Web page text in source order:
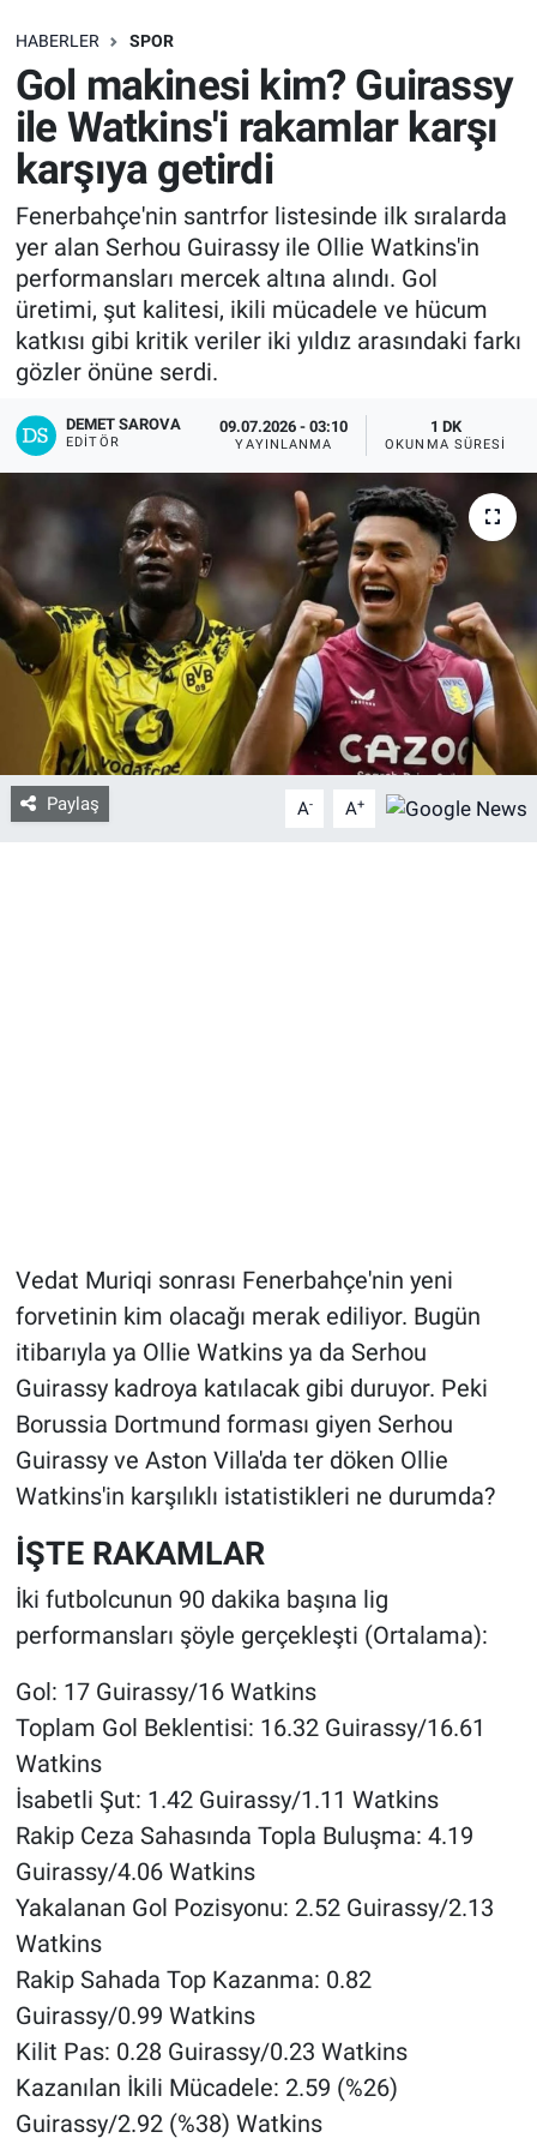
HABERLER SPOR
Gol makinesi kim? Guirassy
ile Watkins'i rakamlar karşı
karşıya getirdi
Fenerbahçe'nin santrfor listesinde ilk sıralarda
yer alan Serhou Guirassy ile Ollie Watkins'in
performansları mercek altına alındı. Gol
üretimi, şut kalitesi, ikili mücadele ve hücum
katkısı gibi kritik veriler iki yıldız arasındaki farkı
gözler önüne serdi.
DEMET SAROVA
EDITÖR
09.07.2026 - 03:10
YAYINLANMA
1 DK
OKUNMA SÜRESI
Paylaş A- A+
Vedat Muriqi sonrası Fenerbahçe'nin yeni
forvetinin kim olacağı merak ediliyor. Bugün
itibarıyla ya Ollie Watkins ya da Serhou
Guirassy kadroya katılacak gibi duruyor. Peki
Borussia Dortmund forması giyen Serhou
Guirassy ve Aston Villa'da ter döken Ollie
Watkins'in karşılıklı istatistikleri ne durumda?
İŞTE RAKAMLAR
İki futbolcunun 90 dakika başına lig
performansları şöyle gerçekleşti (Ortalama):
Gol: 17 Guirassy/16 Watkins
Toplam Gol Beklentisi: 16.32 Guirassy/16.61
Watkins
İsabetli Şut: 1.42 Guirassy/1.11 Watkins
Rakip Ceza Sahasında Topla Buluşma: 4.19
Guirassy/4.06 Watkins
Yakalanan Gol Pozisyonu: 2.52 Guirassy/2.13
Watkins
Rakip Sahada Top Kazanma: 0.82
Guirassy/0.99 Watkins
Kilit Pas: 0.28 Guirassy/0.23 Watkins
Kazanılan İkili Mücadele: 2.59 (%26)
Guirassy/2.92 (%38) Watkins
SAĞLIK
EKONOMİ
EĞİTİM
ÖZEL HABER
Keşfet
ASTROLOJİ
RESMİ İLANLAR
Bize ulaşın
İletişim/Künye
Yaşam
Gözden Kaçmasın